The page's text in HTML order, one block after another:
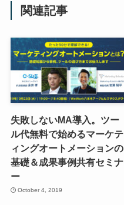
関連記事
失敗しないMA導入。ツー
ル代無料で始めるマーケテ
ィングオートメーションの
基礎＆成果事例共有セミナ
ー
October 4, 2019